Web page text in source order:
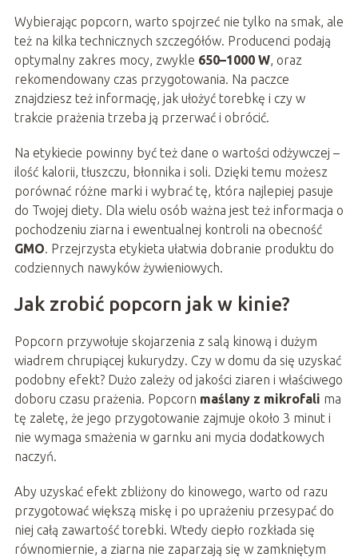
Wybierając popcorn, warto spojrzeć nie tylko na smak, ale
też na kilka technicznych szczegółów. Producenci podają
optymalny zakres mocy, zwykle 650–1000 W, oraz
rekomendowany czas przygotowania. Na paczce
znajdziesz też informację, jak ułożyć torebkę i czy w
trakcie prażenia trzeba ją przerwać i obrócić.
Na etykiecie powinny być też dane o wartości odżywczej –
ilość kalorii, tłuszczu, błonnika i soli. Dzięki temu możesz
porównać różne marki i wybrać tę, która najlepiej pasuje
do Twojej diety. Dla wielu osób ważna jest też informacja o
pochodzeniu ziarna i ewentualnej kontroli na obecność
GMO. Przejrzysta etykieta ułatwia dobranie produktu do
codziennych nawyków żywieniowych.
Jak zrobić popcorn jak w kinie?
Popcorn przywołuje skojarzenia z salą kinową i dużym
wiadrem chrupiącej kukurydzy. Czy w domu da się uzyskać
podobny efekt? Dużo zależy od jakości ziaren i właściwego
doboru czasu prażenia. Popcorn maślany z mikrofali ma
tę zaletę, że jego przygotowanie zajmuje około 3 minut i
nie wymaga smażenia w garnku ani mycia dodatkowych
naczyń.
Aby uzyskać efekt zbliżony do kinowego, warto od razu
przygotować większą miskę i po uprażeniu przesypać do
niej całą zawartość torebki. Wtedy ciepło rozkłada się
równomiernie, a ziarna nie zaparzają się w zamkniętym